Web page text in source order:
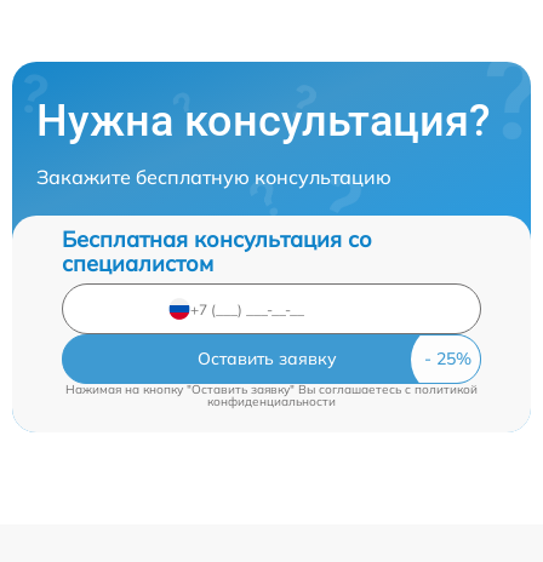
Нужна консультация?
Закажите бесплатную консультацию
Бесплатная консультация со
специалистом
Оставить заявку
Нажимая на кнопку "Оставить заявку" Вы соглашаетесь c политикой
конфиденциальности